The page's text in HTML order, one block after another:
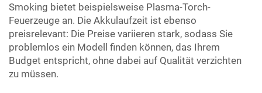
Smoking bietet beispielsweise Plasma-Torch-
Feuerzeuge an. Die Akkulaufzeit ist ebenso
preisrelevant: Die Preise variieren stark, sodass Sie
problemlos ein Modell finden können, das Ihrem
Budget entspricht, ohne dabei auf Qualität verzichten
zu müssen.